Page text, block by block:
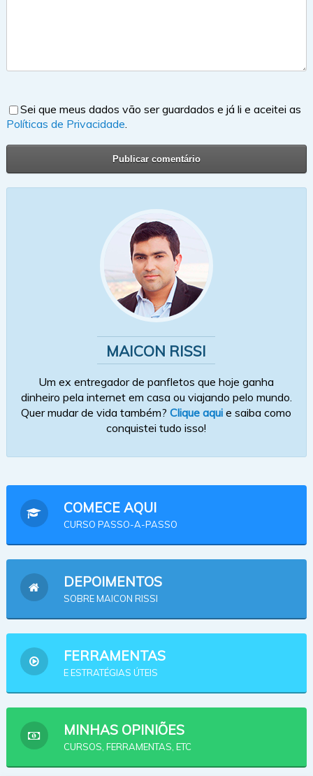
Sei que meus dados vão ser guardados e já li e aceitei as
Políticas de Privacidade.
MAICON RISSI
Um ex entregador de panfletos que hoje ganha
dinheiro pela internet em casa ou viajando pelo mundo.
Quer mudar de vida também?Clique aqui e saiba como
conquistei tudo isso!
COMECE AQUI
CURSO PASSO-A-PASSO
DEPOIMENTOS
SOBRE MAICON RISSI
FERRAMENTAS
E ESTRATÉGIAS ÚTEIS
MINHAS OPINIÕES
CURSOS, FERRAMENTAS, ETC